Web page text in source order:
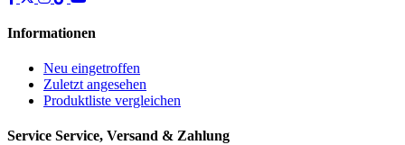
Informationen
Neu eingetroffen
Zuletzt angesehen
Produktliste vergleichen
Service Service, Versand & Zahlung